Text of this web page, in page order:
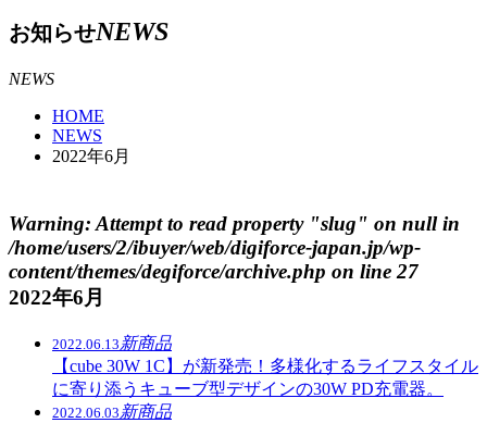
お知らせNEWS
NEWS
HOME
NEWS
2022年6月
Warning: Attempt to read property "slug" on null in
/home/users/2/ibuyer/web/digiforce-japan.jp/wp-
content/themes/degiforce/archive.php on line27
2022年6月
2022.06.13 新商品
【cube 30W 1C】が新発売！多様化するライフスタイル
に寄り添うキューブ型デザインの30W PD充電器。
2022.06.03 新商品